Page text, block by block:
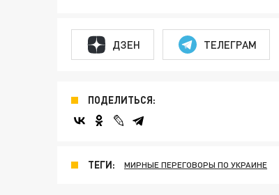
ДЗЕН ТЕЛЕГРАМ
ПОДЕЛИТЬСЯ:
ТЕГИ: МИРНЫЕ ПЕРЕГОВОРЫ ПО УКРАИНЕ